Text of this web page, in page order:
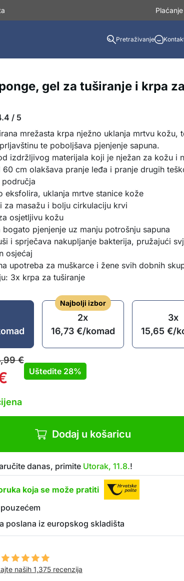
Pretraživanje
gel za tuširanje i krpa za
/ 5
mrežasta krpa nježno uklanja mrtvu kožu,
te poboljšava pjenjenje sapuna.
izdržljivog materijala koji je nježan za kožu i
60 cm olakšava pranje leđa i pranje drugih
eksfolira, uklanja mrtve stanice kože
za masažu i bolju cirkulaciju krvi
osjetljivu kožu
bogato pjenjenje uz manju potrošnju sapuna
i sprječava nakupljanje bakterija, pružajući
osjećaj
upotreba za muškarce i žene svih dobnih
3x krpa za tuširanje
Najbolji izbor
2x
16,73 €/komad
3x
15,65€/
€
Uštedite 28%
Dodaj u košaricu
danas, primite Utorak, 11.8.!
koja se može pratiti
poslana iz europskog skladišta
naših 1,375 recenzija